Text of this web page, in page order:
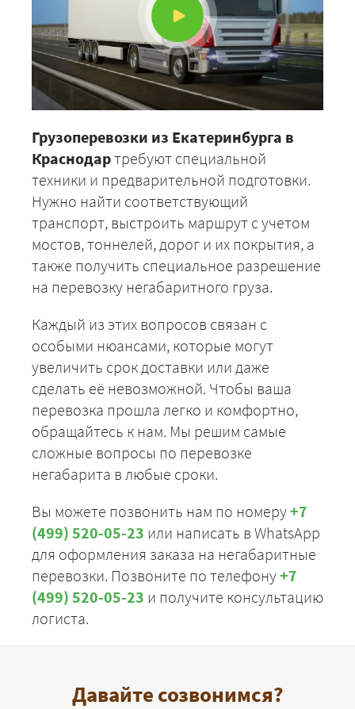
Грузоперевозки из Екатеринбурга в
Краснодартребуют специальной
техники и предварительной подготовки.
Нужно найти соответствующий
транспорт, выстроить маршрут с учетом
мостов, тоннелей, дорог и их покрытия, а
также получить специальное разрешение
на перевозку негабаритного груза.
Каждый из этих вопросов связан с
особыми нюансами, которые могут
увеличить срок доставки или даже
сделать её невозможной. Чтобы ваша
перевозка прошла легко и комфортно,
обращайтесь к нам. Мы решим самые
сложные вопросы по перевозке
негабарита в любые сроки.
Вы можете позвонить нам по номеру+7
(499) 520-05-23 или написать в WhatsApp
для оформления заказа на негабаритные
перевозки. Позвоните по телефону+7
(499) 520-05-23 и получите консультацию
логиста.
Давайте созвонимся?